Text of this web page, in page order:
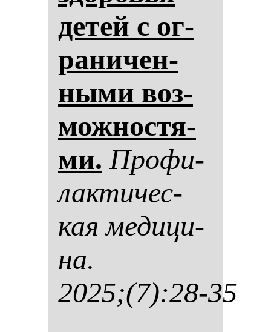
де­тей с ог­
ра­ни­чен­
ны­ми воз­
мож­нос­тя­
ми. Про­фи­
лак­ти­чес­
кая ме­ди­ци­
на.
2025;(7):28-35